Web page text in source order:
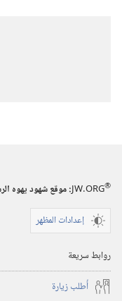
JW.ORG®
:‏ موقع شهود يهوه
إعدادات المظهر
روابط سريعة
أُطلب زيارة